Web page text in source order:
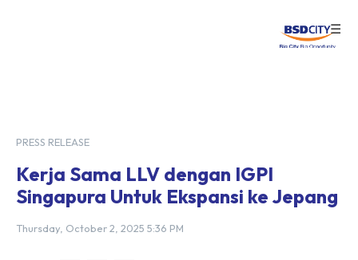
☰
PRESS RELEASE
Kerja Sama LLV dengan IGPI
Singapura Untuk Ekspansi ke Jepang
Thursday, October 2, 2025 5:36 PM